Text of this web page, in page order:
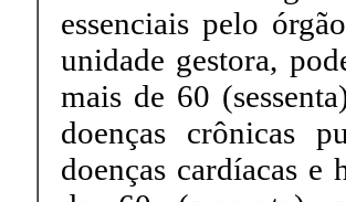
essenciais pelo
unidade gestora,
mais de 60
doenças crônicas
doenças cardíacas